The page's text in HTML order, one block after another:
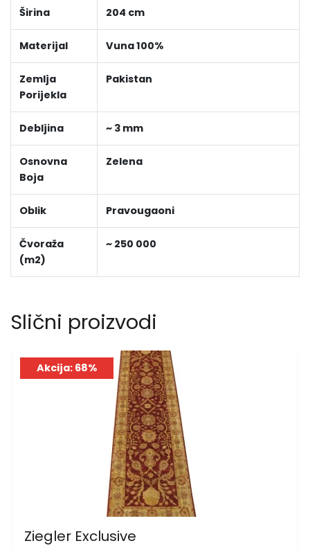
Širina 204 cm
Materijal Vuna 100%
Zemlja
Porijekla
Pakistan
Debljina ~ 3 mm
Osnovna
Boja
Zelena
Oblik Pravougaoni
Čvoraža
(m2)
~ 250 000
Slični proizvodi
Akcija: 68%
Ziegler Exclusive